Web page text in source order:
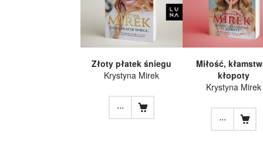
Złoty płatek śniegu
Krystyna Mirek
...
Miłość,
kłopoty
Krystyna Mirek
...